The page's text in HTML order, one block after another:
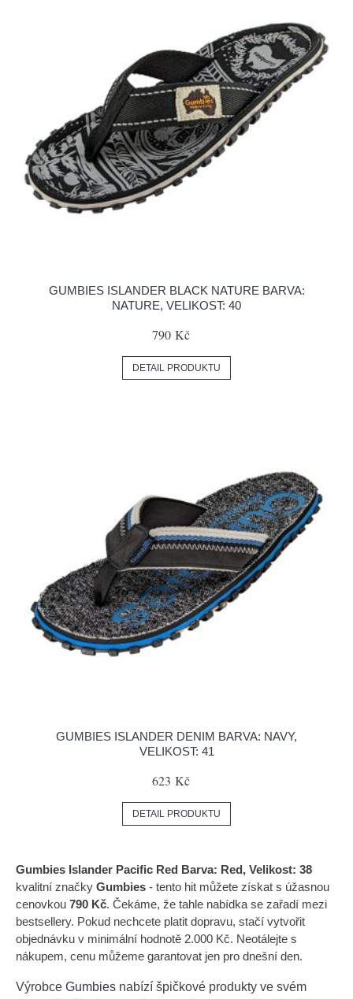
GUMBIES ISLANDER BLACK NATURE BARVA:
NATURE, VELIKOST: 40
790 Kč
DETAIL PRODUKTU
GUMBIES ISLANDER DENIM BARVA: NAVY,
VELIKOST: 41
623 Kč
DETAIL PRODUKTU
Gumbies Islander Pacific Red Barva: Red, Velikost: 38
kvalitní značky Gumbies - tento hit můžete získat s úžasnou
cenovkou 790 Kč. Čekáme, že tahle nabídka se zařadí mezi
bestsellery. Pokud nechcete platit dopravu, stačí vytvořit
objednávku v minimální hodnotě 2.000 Kč. Neotálejte s
nákupem, cenu můžeme garantovat jen pro dnešní den.
Výrobce Gumbies nabízí špičkové produkty ve svém